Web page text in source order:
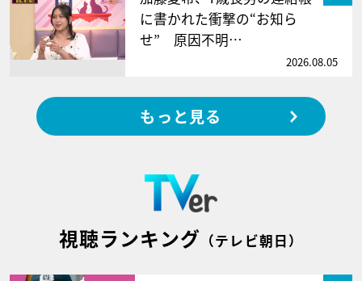
に書かれた衝撃の“お知ら
せ” 原因不明…
2026.08.05
もっと見る
視聴ランキング （テレビ朝日）